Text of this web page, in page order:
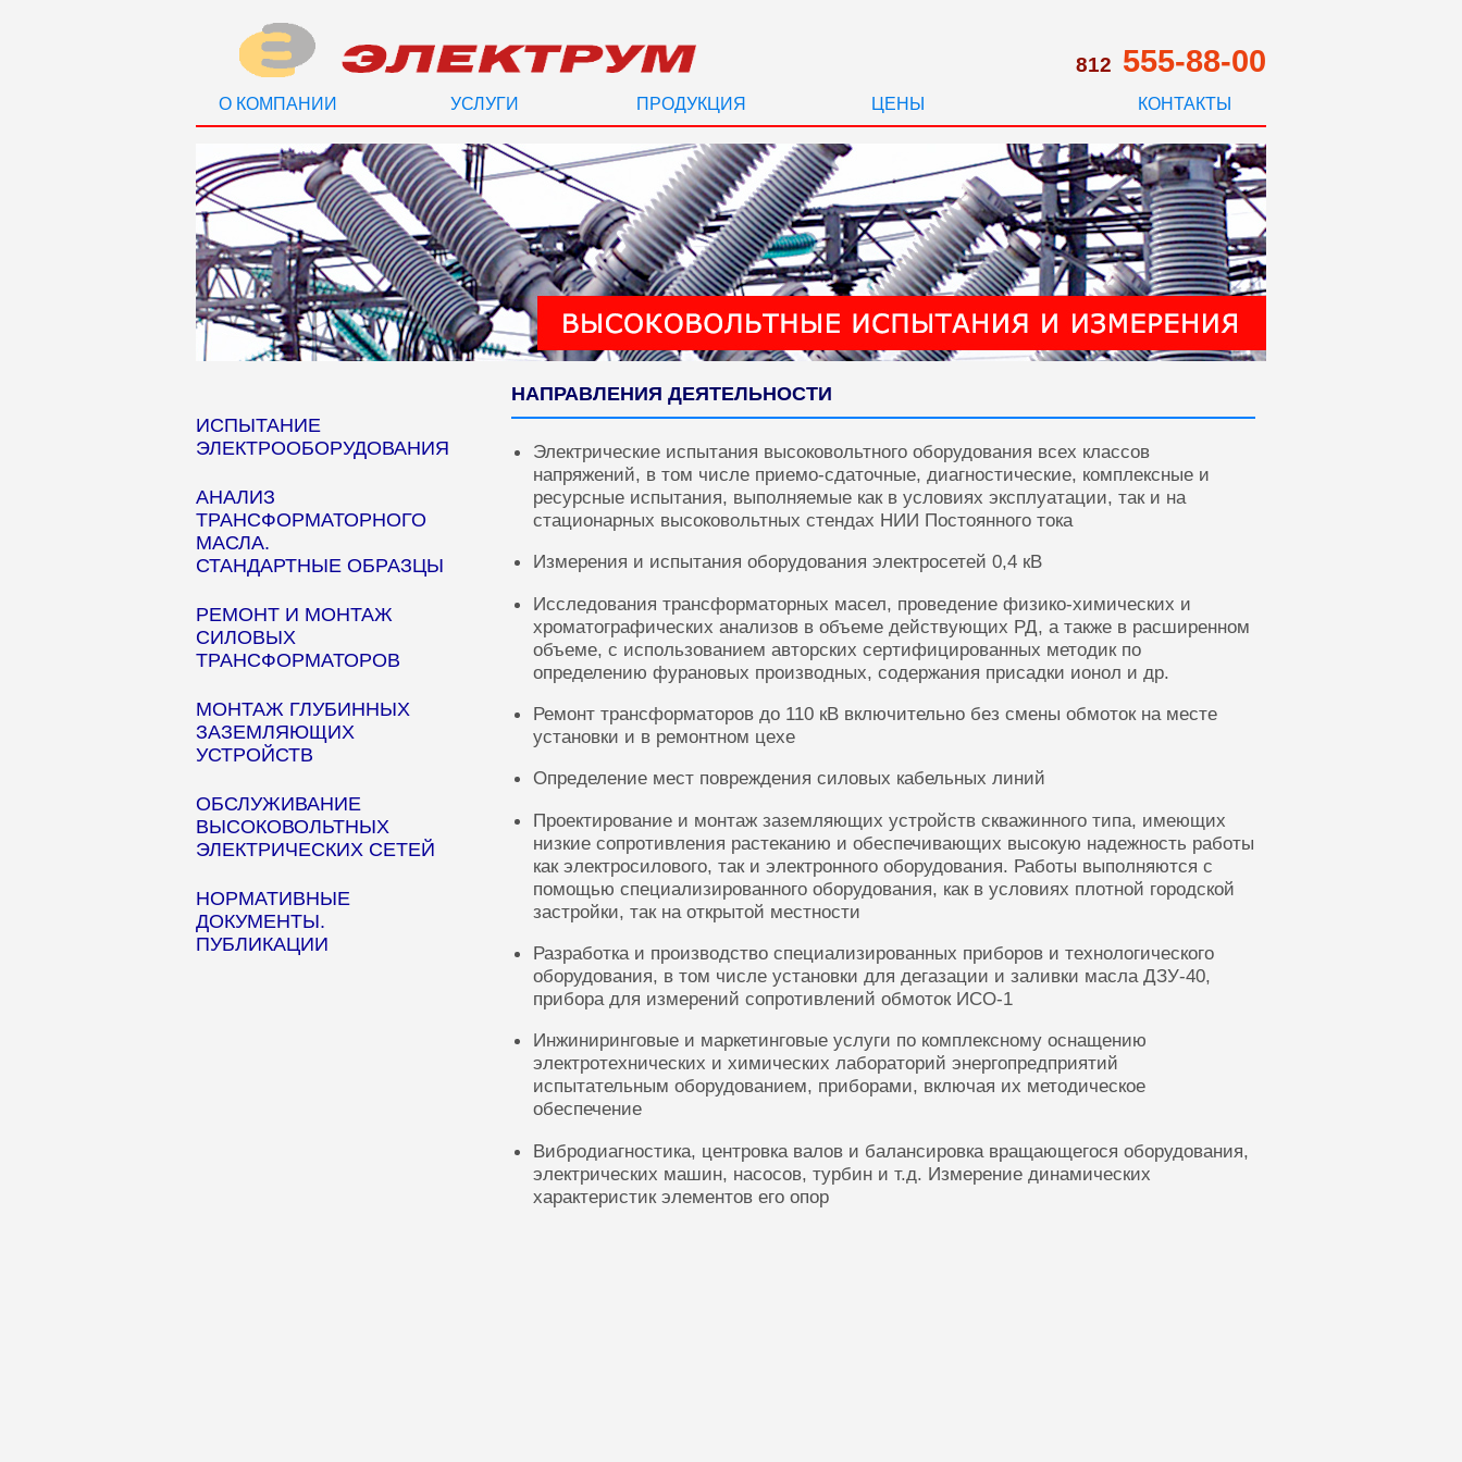
812 555-88-00
О КОМПАНИИ УСЛУГИ ПРОДУКЦИЯ ЦЕНЫ КОНТАКТЫ
ИСПЫТАНИЕ
ЭЛЕКТРООБОРУДОВАНИЯ
АНАЛИЗ
ТРАНСФОРМАТОРНОГО
МАСЛА.
СТАНДАРТНЫЕ ОБРАЗЦЫ
РЕМОНТ И МОНТАЖ
СИЛОВЫХ
ТРАНСФОРМАТОРОВ
МОНТАЖ ГЛУБИННЫХ
ЗАЗЕМЛЯЮЩИХ
УСТРОЙСТВ
ОБСЛУЖИВАНИЕ
ВЫСОКОВОЛЬТНЫХ
ЭЛЕКТРИЧЕСКИХ СЕТЕЙ
НОРМАТИВНЫЕ
ДОКУМЕНТЫ.
ПУБЛИКАЦИИ
НАПРАВЛЕНИЯ ДЕЯТЕЛЬНОСТИ
Электрические испытания высоковольтного оборудования всех классов
напряжений, в том числе приемо-сдаточные, диагностические, комплексные и
ресурсные испытания, выполняемые как в условиях эксплуатации, так и на
стационарных высоковольтных стендах НИИ Постоянного тока
Измерения и испытания оборудования электросетей 0,4 кВ
Исследования трансформаторных масел, проведение физико-химических и
хроматографических анализов в объеме действующих РД, а также в расширенном
объеме, с использованием авторских сертифицированных методик по
определению фурановых производных, содержания присадки ионол и др.
Ремонт трансформаторов до 110 кВ включительно без смены обмоток на месте
установки и в ремонтном цехе
Определение мест повреждения силовых кабельных линий
Проектирование и монтаж заземляющих устройств скважинного типа, имеющих
низкие сопротивления растеканию и обеспечивающих высокую надежность работы
как электросилового, так и электронного оборудования. Работы выполняются с
помощью специализированного оборудования, как в условиях плотной городской
застройки, так на открытой местности
Разработка и производство специализированных приборов и технологического
оборудования, в том числе установки для дегазации и заливки масла ДЗУ-40,
прибора для измерений сопротивлений обмоток ИСО-1
Инжиниринговые и маркетинговые услуги по комплексному оснащению
электротехнических и химических лабораторий энергопредприятий
испытательным оборудованием, приборами, включая их методическое
обеспечение
Вибродиагностика, центровка валов и балансировка вращающегося оборудования,
электрических машин, насосов, турбин и т.д. Измерение динамических
характеристик элементов его опор